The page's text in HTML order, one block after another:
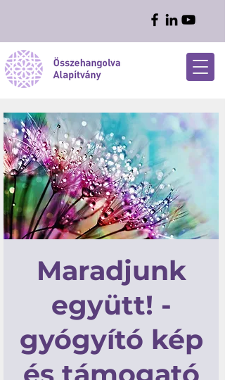
Maradjunk
együtt! -
gyógyító kép